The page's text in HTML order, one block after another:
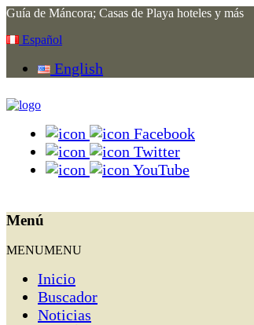
Guía de Máncora; Casas de Playa hoteles y más
Español
English
Facebook
Twitter
YouTube
Menú
MENUMENU
Inicio
Buscador
Noticias